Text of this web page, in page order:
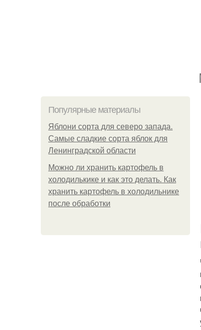
Популярные материалы
Яблони сорта для северо запада.
Самые сладкие сорта яблок для
Ленинградской области
Можно ли хранить картофель в
холодилькике и как это делать. Как
хранить картофель в холодильнике
после обработки